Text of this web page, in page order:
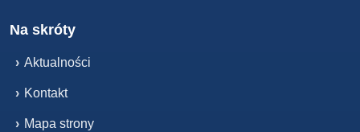
Na skróty
› Aktualności
› Kontakt
› Mapa strony